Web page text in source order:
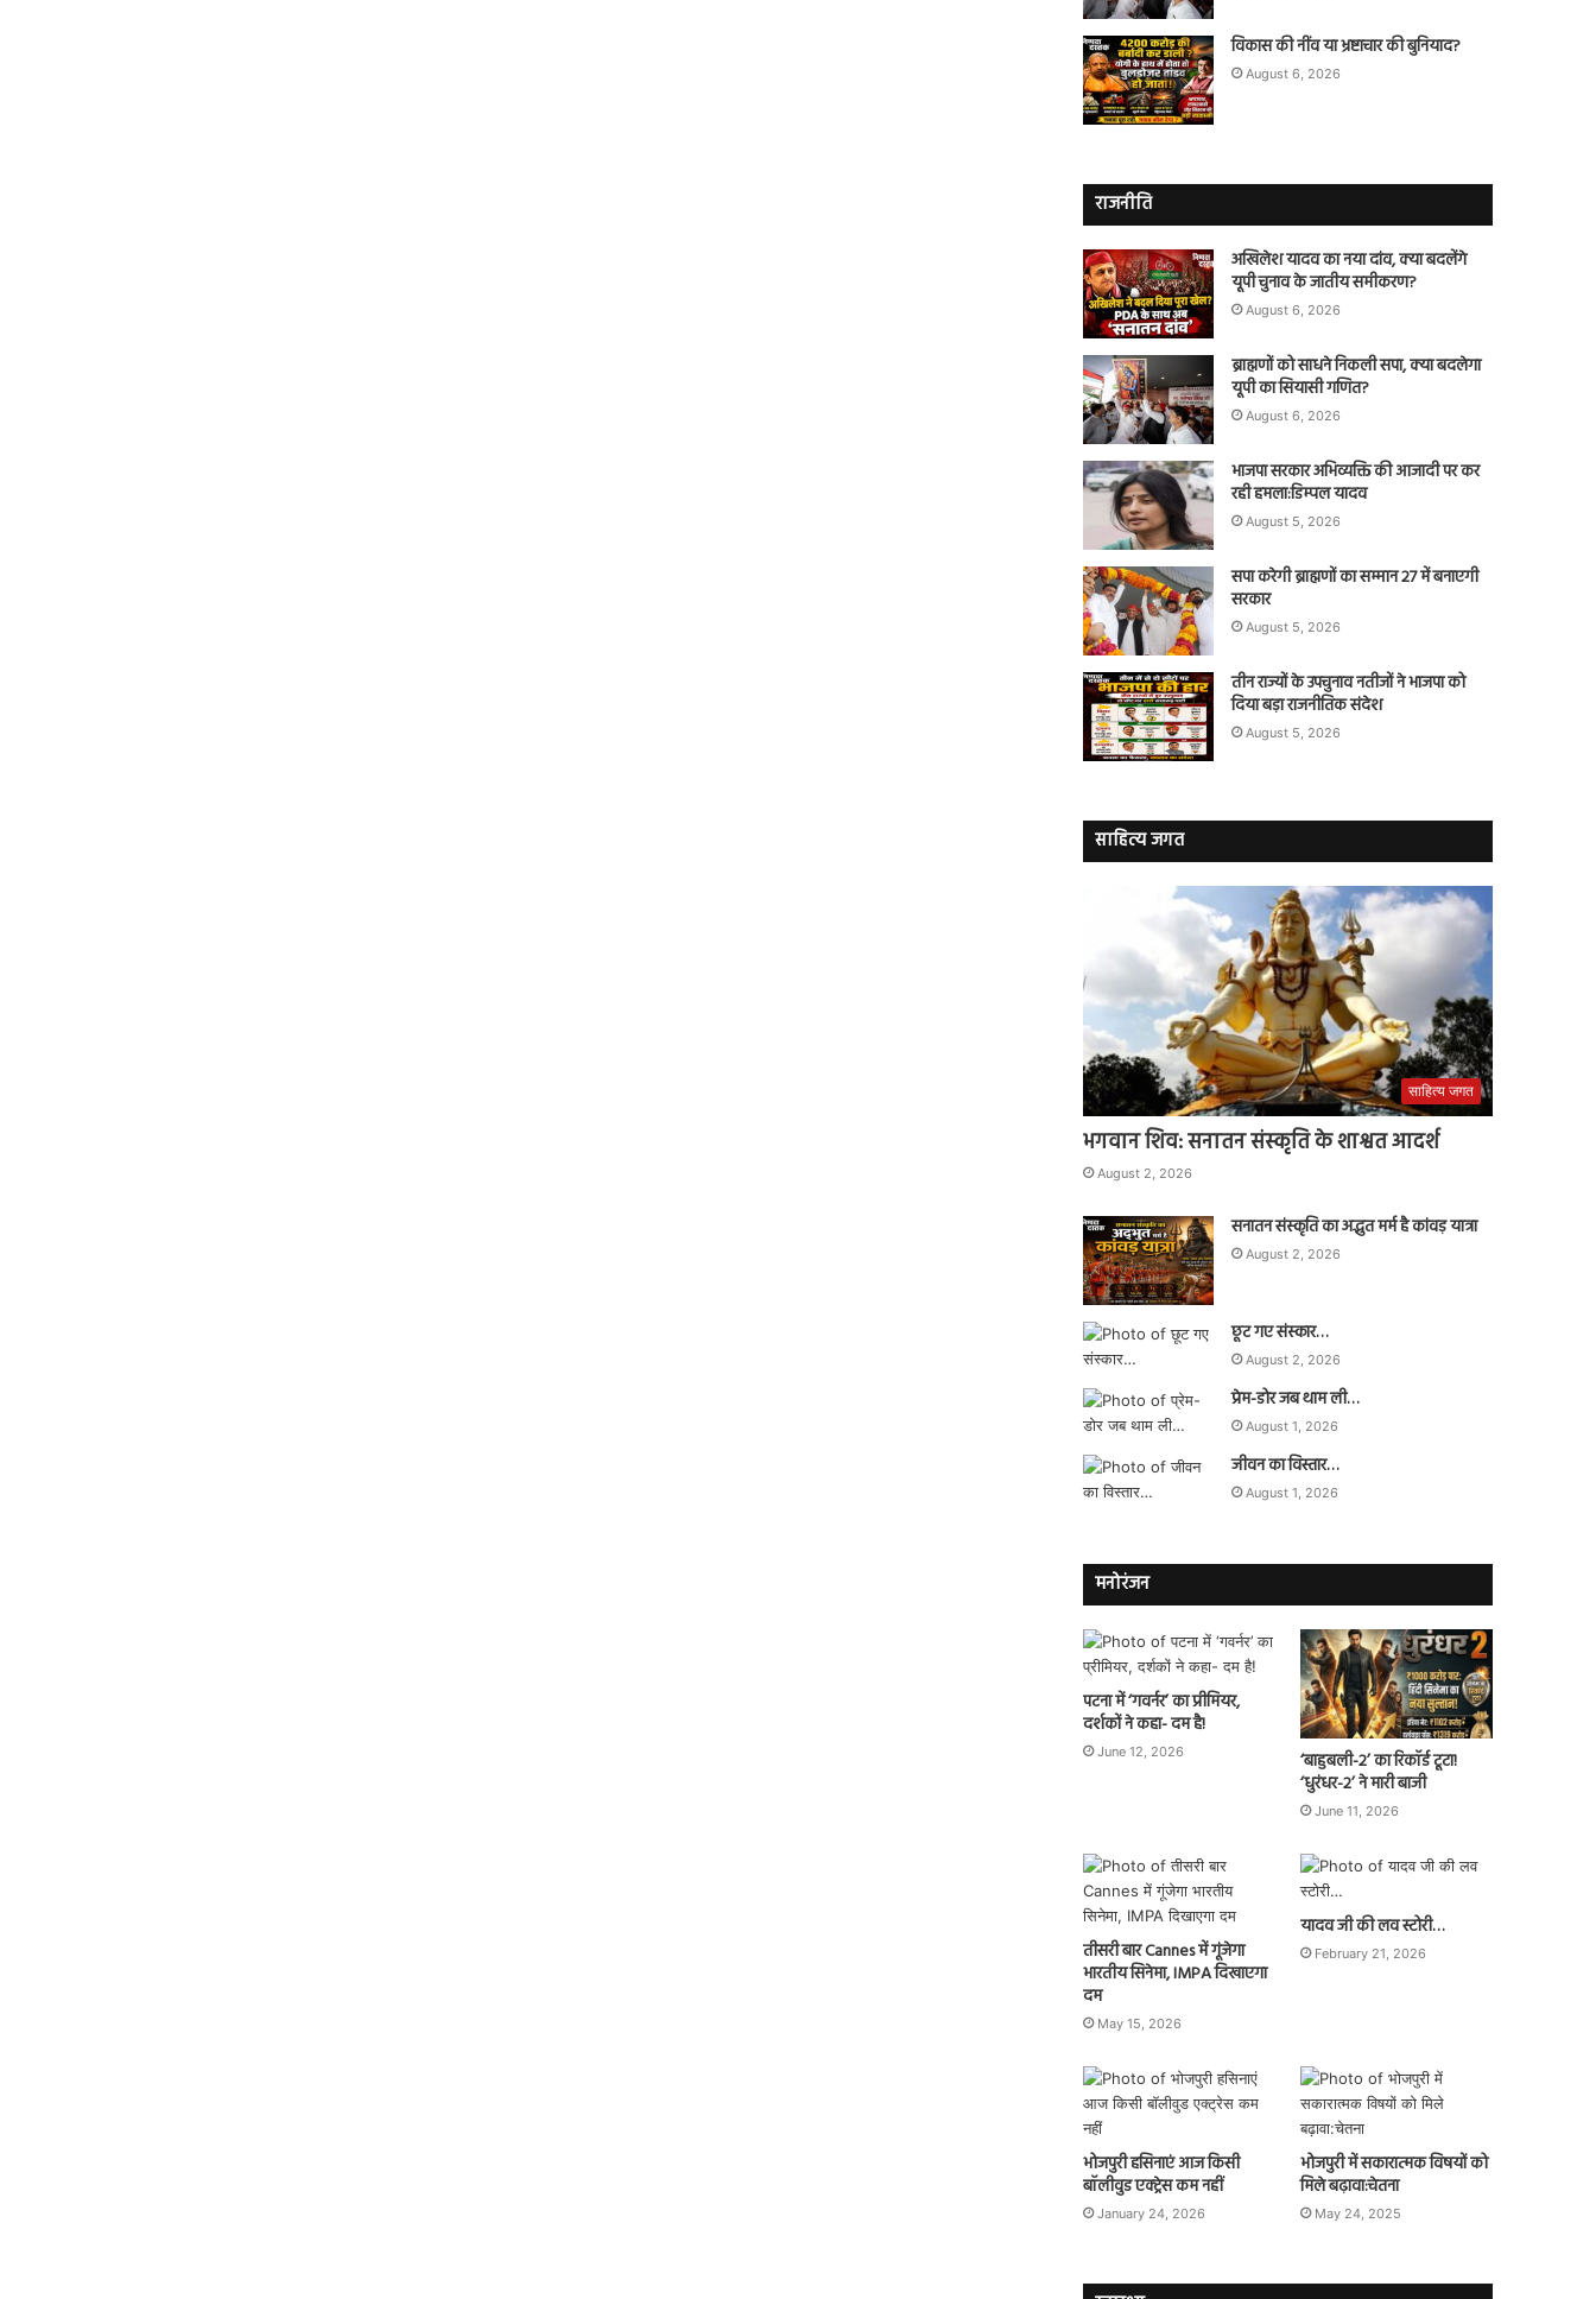
विकास की नींव या भ्रष्टाचार की बुनियाद?
August 6, 2026
राजनीति
अखिलेश यादव का नया दांव, क्या बदलेंगे
यूपी चुनाव के जातीय समीकरण?
August 6, 2026
ब्राह्मणों को साधने निकली सपा, क्या बदलेगा
यूपी का सियासी गणित?
August 6, 2026
भाजपा सरकार अभिव्यक्ति की आजादी पर कर
रही हमला:डिम्पल यादव
August 5, 2026
सपा करेगी ब्राह्मणों का सम्मान 27 में बनाएगी
सरकार
August 5, 2026
तीन राज्यों के उपचुनाव नतीजों ने भाजपा को
दिया बड़ा राजनीतिक संदेश
August 5, 2026
साहित्य जगत
साहित्य जगत
भगवान शिव: सनातन संस्कृति के शाश्वत आदर्श
August 2, 2026
सनातन संस्कृति का अद्भुत मर्म है कांवड़ यात्रा
August 2, 2026
छूट गए संस्कार…
August 2, 2026
प्रेम-डोर जब थाम ली…
August 1, 2026
जीवन का विस्तार…
August 1, 2026
मनोरंजन
पटना में ‘गवर्नर’ का प्रीमियर,
दर्शकों ने कहा- दम है!
June 12, 2026
‘बाहुबली-2’ का रिकॉर्ड टूटा!
‘धुरंधर-2’ ने मारी बाजी
June 11, 2026
तीसरी बार Cannes में गूंजेगा
भारतीय सिनेमा, IMPA दिखाएगा
दम
May 15, 2026
यादव जी की लव स्टोरी…
February 21, 2026
भोजपुरी हसिनाएं आज किसी
बॉलीवुड एक्ट्रेस कम नहीं
January 24, 2026
भोजपुरी में सकारात्मक विषयों को
मिले बढ़ावा:चेतना
May 24, 2025